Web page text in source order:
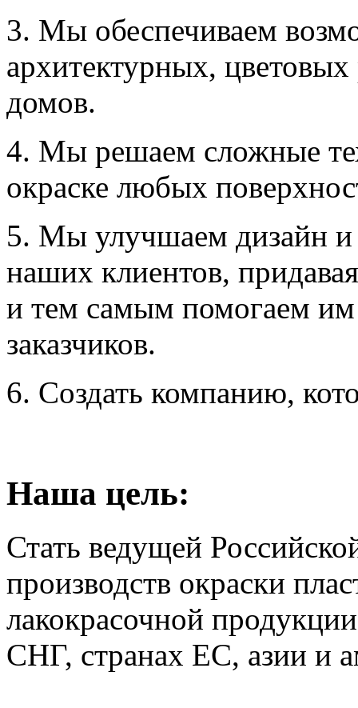
3. Мы обеспечиваем
архитектурных,
домов.
4. Мы решаем сложные
окраске любых
5. Мы улучшаем дизайн и
наших клиентов,
и тем самым помогаем им
заказчиков.
6. Создать компанию,
Наша цель:
Стать ведущей
производств окраски
лакокрасочной
СНГ, странах ЕС, азии и